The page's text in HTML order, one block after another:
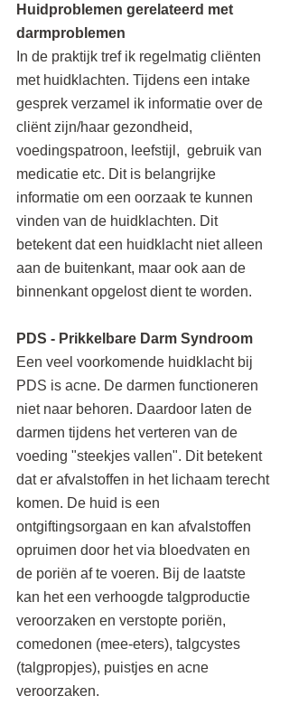
Huidproblemen gerelateerd met
darmproblemen
In de praktijk tref ik regelmatig cliënten
met huidklachten. Tijdens een intake
gesprek verzamel ik informatie over de
cliënt zijn/haar gezondheid,
voedingspatroon, leefstijl,  gebruik van
medicatie etc. Dit is belangrijke
informatie om een oorzaak te kunnen
vinden van de huidklachten. Dit
betekent dat een huidklacht niet alleen
aan de buitenkant, maar ook aan de
binnenkant opgelost dient te worden.
PDS - Prikkelbare Darm Syndroom
Een veel voorkomende huidklacht bij
PDS is acne. De darmen functioneren
niet naar behoren. Daardoor laten de
darmen tijdens het verteren van de
voeding "steekjes vallen". Dit betekent
dat er afvalstoffen in het lichaam terecht
komen. De huid is een
ontgiftingsorgaan en kan afvalstoffen
opruimen door het via bloedvaten en
de poriën af te voeren. Bij de laatste
kan het een verhoogde talgproductie
veroorzaken en verstopte poriën,
comedonen (mee-eters), talgcystes
(talgpropjes), puistjes en acne
veroorzaken.